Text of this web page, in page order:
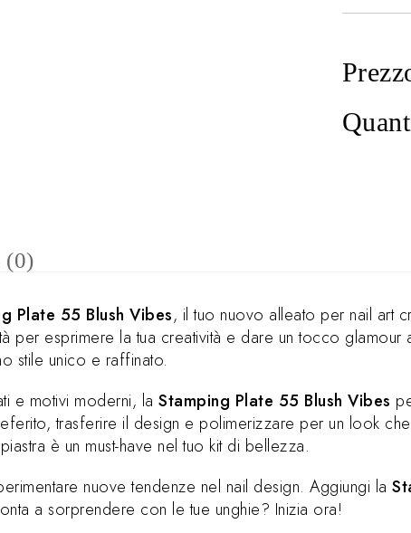
(0)
Plate 55 Blush Vibes, il tuo nuovo alleato per nail art
per esprimere la tua creatività e dare un tocco glamour
stile unico e raffinato.
e motivi moderni, la Stamping Plate 55 Blush Vibes
trasferire il design e polimerizzare per un look
è un must-have nel tuo kit di bellezza.
nuove tendenze nel nail design. Aggiungi la
a sorprendere con le tue unghie? Inizia ora!